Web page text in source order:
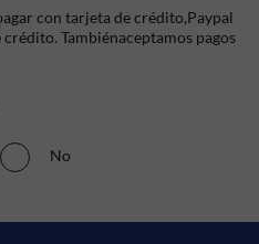
con tarjeta de crédito,Paypal
Tambiénaceptamos pagos
No